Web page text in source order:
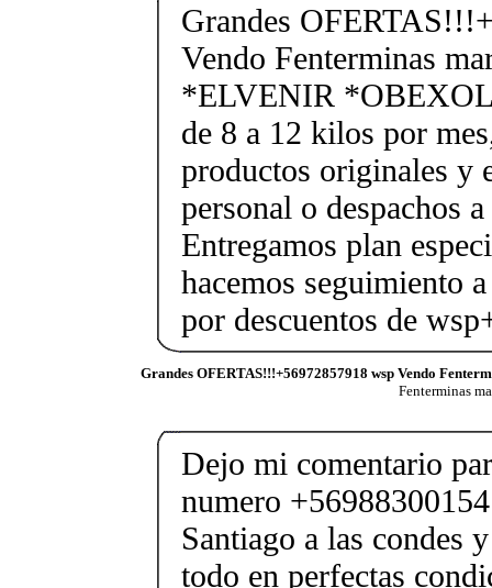
Grandes
Vendo Fenterminas
*ELVENIR
de 8 a 12 kilos por
productos originales y
personal o despachos
Entregamos plan
hacemos seguimiento
por descuentos de
Grandes OFERTAS!!!+56972857918 wsp Vendo
Fenterminas
Dejo mi comentario
numero
Santiago a las condes
todo en perfectas